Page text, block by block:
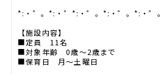
*:・゜。*:・゜*:・゜。*:・゜。*:・゜。
【施設内容】
■定員 11名
■対象年齢 0歳～2歳まで
■保育日 月～土曜日